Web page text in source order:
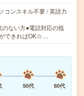
コンスキル不要 / 英語力
ない方●電話対応の抵
できればOK☆…
50代
60代